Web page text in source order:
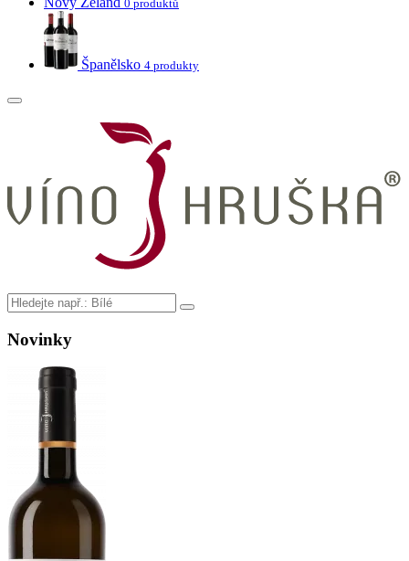
0 produktů
Španělsko 4 produkty
Novinky